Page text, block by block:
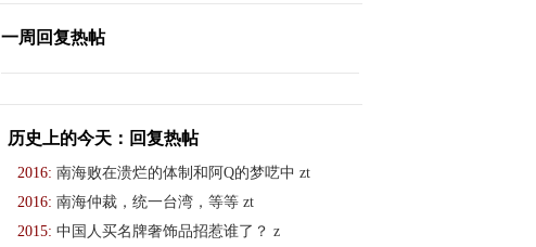
一周回复热帖
历史上的今天：回复热帖
2016: 南海败在溃烂的体制和阿Q的梦呓中 zt
2016: 南海仲裁，统一台湾，等等 zt
2015: 中国人买名牌奢饰品招惹谁了？ z